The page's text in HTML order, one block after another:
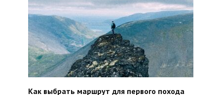
Как выбрать маршрут для первого похода